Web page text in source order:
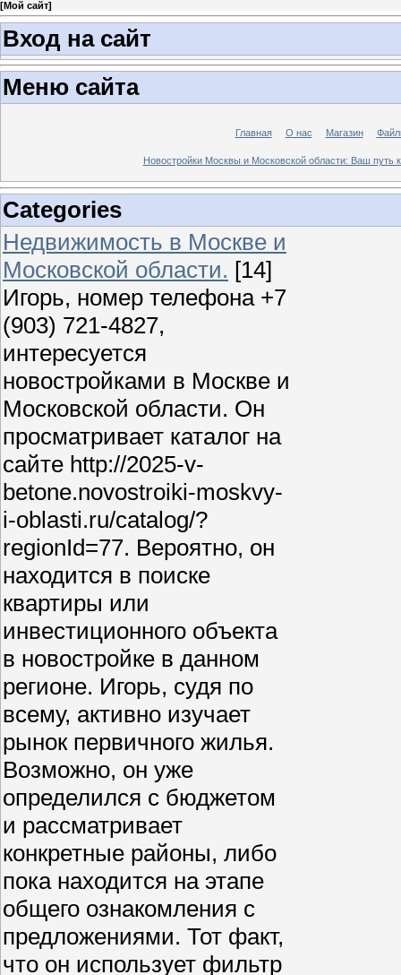
[Мой сайт]
Вход на сайт
Меню сайта
Главная О нас Магазин
Новостройки Москвы и Московской области: Ваш путь
Categories
Недвижимость в Москве и
Московской области. [14]
Игорь, номер телефона +7
(903) 721-4827,
интересуется
новостройками в Москве и
Московской области. Он
просматривает каталог на
сайте http://2025-v-
betone.novostroiki-moskvy-
i-oblasti.ru/catalog/?
regionId=77. Вероятно, он
находится в поиске
квартиры или
инвестиционного объекта
в новостройке в данном
регионе. Игорь, судя по
всему, активно изучает
рынок первичного жилья.
Возможно, он уже
определился с бюджетом
и рассматривает
конкретные районы, либо
пока находится на этапе
общего ознакомления с
предложениями. Тот факт,
что он использует фильтр